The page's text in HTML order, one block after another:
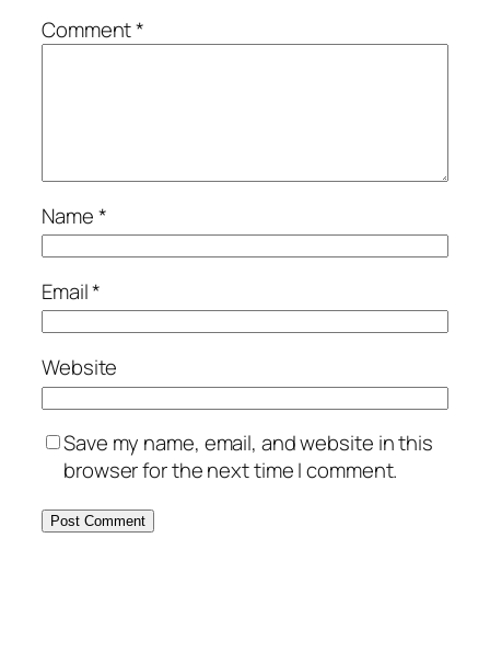
Comment*
Name*
Email*
Website
Save my name, email, and website in this
browser for the next time I comment.